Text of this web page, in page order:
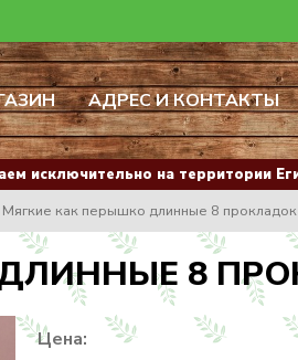
АДРЕС И КОНТАКТЫ
исключительно на территории
как перышко длинные 8 прокладок
8
Цена: